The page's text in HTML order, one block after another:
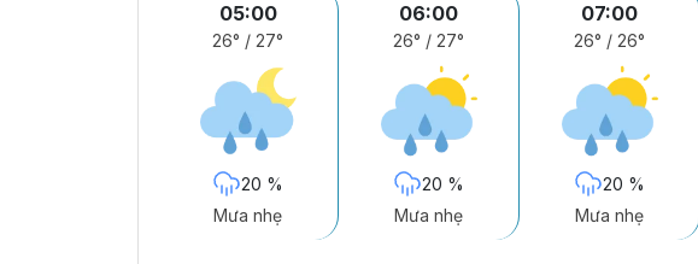
05:00
26° / 27°
20 %
Mưa nhẹ
06:00
26° / 27°
20 %
Mưa nhẹ
07:00
26° / 26°
20 %
Mưa nhẹ